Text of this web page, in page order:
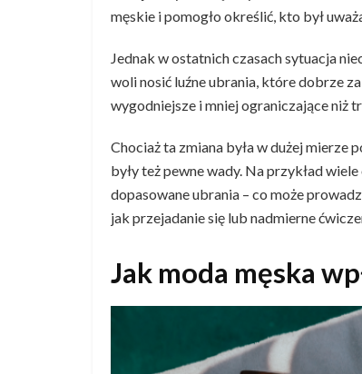
męskie i pomogło określić, kto był
Jednak w ostatnich czasach sytuacja
woli nosić luźne ubrania, które dobrze
wygodniejsze i mniej ograniczające niż
Chociaż ta zmiana była w dużej mierze
były też pewne wady. Na przykład
dopasowane ubrania – co może
jak przejadanie się lub nadmierne
Jak moda męska